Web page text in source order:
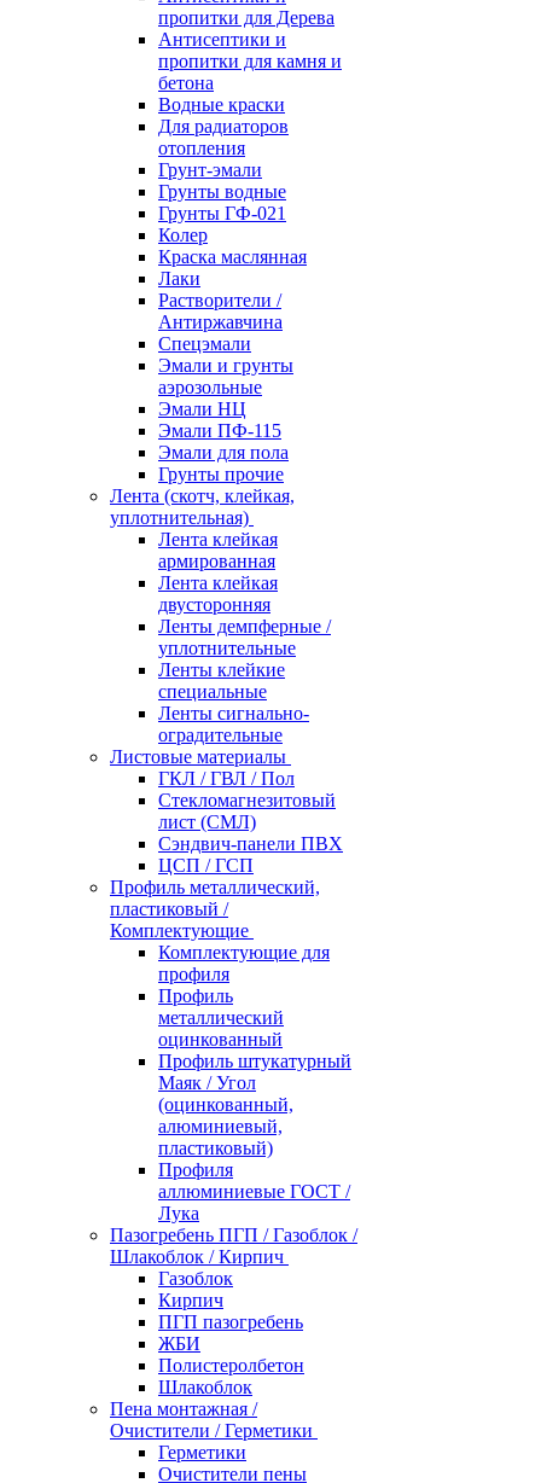
пропитки для Дерева
Антисептики и
пропитки для камня и
бетона
Водные краски
Для радиаторов
отопления
Грунт-эмали
Грунты водные
Грунты ГФ-021
Колер
Краска маслянная
Лаки
Растворители /
Антиржавчина
Спецэмали
Эмали и грунты
аэрозольные
Эмали НЦ
Эмали ПФ-115
Эмали для пола
Грунты прочие
Лента (скотч, клейкая,
уплотнительная)
Лента клейкая
армированная
Лента клейкая
двусторонняя
Ленты демпферные /
уплотнительные
Ленты клейкие
специальные
Ленты сигнально-
оградительные
Листовые материалы
ГКЛ / ГВЛ / Пол
Стекломагнезитовый
лист (СМЛ)
Сэндвич-панели ПВХ
ЦСП / ГСП
Профиль металлический,
пластиковый /
Комплектующие
Комплектующие для
профиля
Профиль
металлический
оцинкованный
Профиль штукатурный
Маяк / Угол
(оцинкованный,
алюминиевый,
пластиковый)
Профиля
аллюминиевые ГОСТ /
Лука
Пазогребень ПГП / Газоблок /
Шлакоблок / Кирпич
Газоблок
Кирпич
ПГП пазогребень
ЖБИ
Полистеролбетон
Шлакоблок
Пена монтажная /
Очистители / Герметики
Герметики
Очистители пены